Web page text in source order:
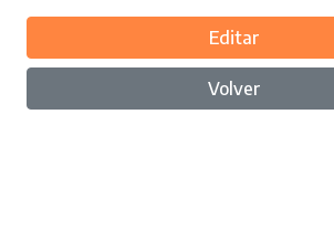
Editar
Volver